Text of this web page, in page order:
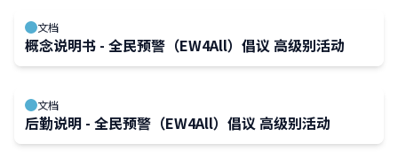
as
filter
values
change.
文档
概念说明书 - 全民预警（EW4All）倡议 高级别活动
文档
后勤说明 - 全民预警（EW4All）倡议 高级别活动